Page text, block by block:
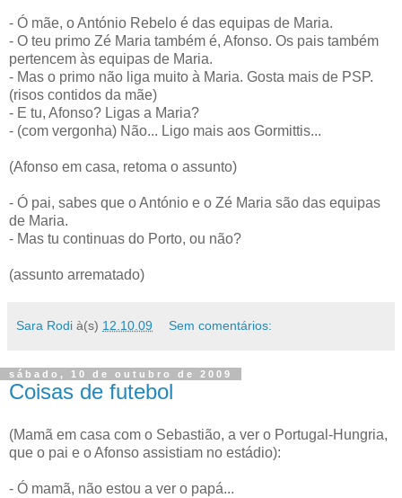
- Ó mãe, o António Rebelo é das equipas de Maria.
- O teu primo Zé Maria também é, Afonso. Os pais também
pertencem às equipas de Maria.
- Mas o primo não liga muito à Maria. Gosta mais de PSP.
(risos contidos da mãe)
- E tu, Afonso? Ligas a Maria?
- (com vergonha) Não... Ligo mais aos Gormittis...
(Afonso em casa, retoma o assunto)
- Ó pai, sabes que o António e o Zé Maria são das equipas
de Maria.
- Mas tu continuas do Porto, ou não?
(assunto arrematado)
Sara Rodi à(s) 12.10.09 Sem comentários:
sábado, 10 de outubro de 2009
Coisas de futebol
(Mamã em casa com o Sebastião, a ver o Portugal-Hungria,
que o pai e o Afonso assistiam no estádio):
- Ó mamã, não estou a ver o papá...